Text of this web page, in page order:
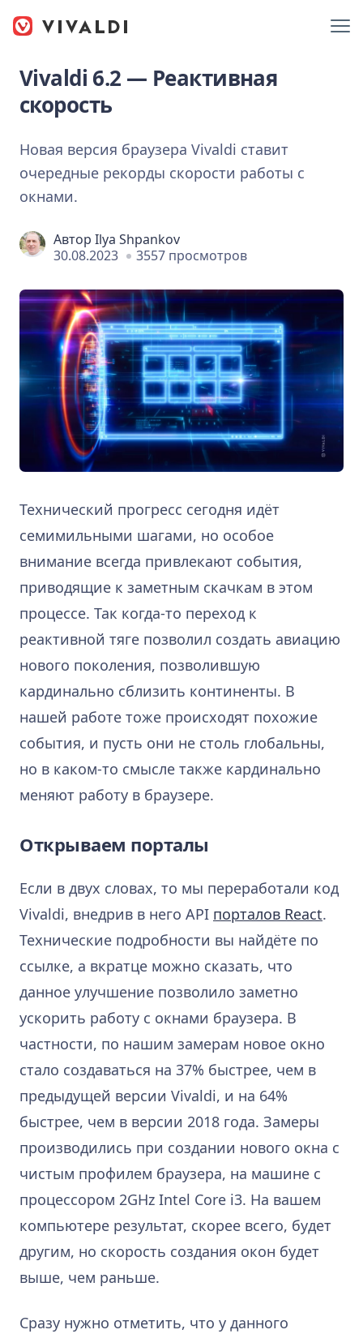
Vivaldi 6.2 — Реактивная
скорость
Новая версия браузера Vivaldi ставит
очередные рекорды скорости работы с
окнами.
Автор Ilya Shpankov
30.08.2023
3557 просмотров
Технический прогресс сегодня идёт
семимильными шагами, но особое
внимание всегда привлекают события,
приводящие к заметным скачкам в этом
процессе. Так когда-то переход к
реактивной тяге позволил создать авиацию
нового поколения, позволившую
кардинально сблизить континенты. В
нашей работе тоже происходят похожие
события, и пусть они не столь глобальны,
но в каком-то смысле также кардинально
меняют работу в браузере.
Открываем порталы
Если в двух словах, то мы переработали код
Vivaldi, внедрив в него API порталов React.
Технические подробности вы найдёте по
ссылке, а вкратце можно сказать, что
данное улучшение позволило заметно
ускорить работу с окнами браузера. В
частности, по нашим замерам новое окно
стало создаваться на 37% быстрее, чем в
предыдущей версии Vivaldi, и на 64%
быстрее, чем в версии 2018 года. Замеры
производились при создании нового окна с
чистым профилем браузера, на машине с
процессором 2GHz Intel Core i3. На вашем
компьютере результат, скорее всего, будет
другим, но скорость создания окон будет
выше, чем раньше.
Сразу нужно отметить, что у данного